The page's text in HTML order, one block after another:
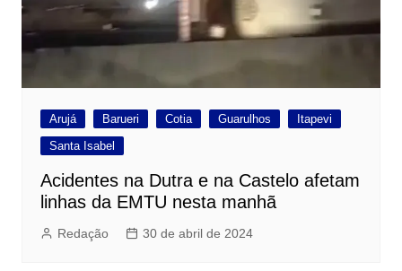
Arujá Barueri Cotia Guarulhos
Itapevi
Santa Isabel
Acidentes na Dutra e na Castelo afetam
linhas da EMTU nesta manhã
Redação 30 de abril de 2024